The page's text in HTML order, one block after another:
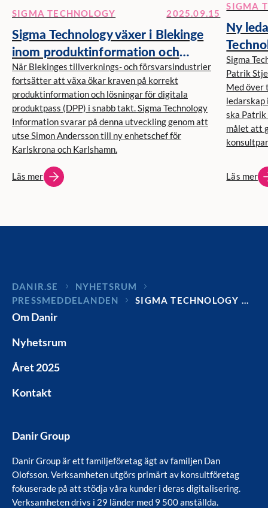
SIGMA TECHNOLOGY 2025.09.15
Sigma Technology växer i Blekinge
inom produktinformation och
välkomnar Simon Andersson
När Blekinges tillverknings- och försvarsindustrier
fortsätter att växa ökar kraven på korrekt
produktinformation och lösningar för digitala
produktpass (DPP) i snabb takt. Sigma Technology
Information svarar på denna utveckling genom att
utse Simon Andersson till ny enhetschef för
Karlskrona och Karlshamn.
Läs mer
SIGMA
Ny
Sigma
Patrik
Med över
ska Patrik
målet att
Läs mer
DANIR
NYHETSRUM
PRESSMEDDELANDEN
SIGMA TECHNOLOGY …
Om Danir
Nyhetsrum
Året 2025
Kontakt
Danir Group
Danir Group är ett familjeföretag ägt av familjen Dan
Olofsson. Verksamheten utgörs primärt av konsultföretag
fokuserade på att stödja våra kunder i deras digitalisering.
Verksamheten drivs i 29 länder med 9 500 anställda.